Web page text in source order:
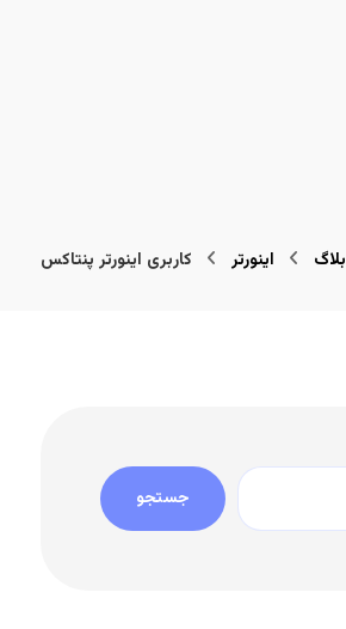
بلاگ اینورتر کاربری اینورتر پنتاکس